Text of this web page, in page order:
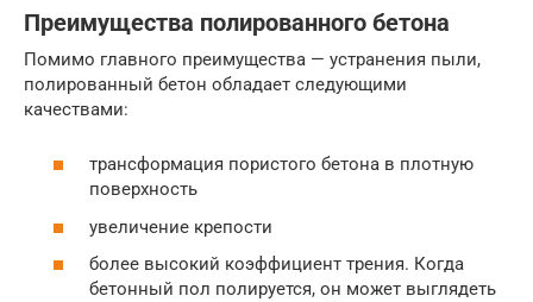
Преимущества полированного бетона
Помимо главного преимущества — устранения пыли,
полированный бетон обладает следующими
качествами:
трансформация пористого бетона в плотную
поверхность
увеличение крепости
более высокий коэффициент трения. Когда
бетонный пол полируется, он может выглядеть